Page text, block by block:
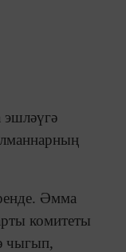
эшләүгә
Әмма
комитеты
чыгып,